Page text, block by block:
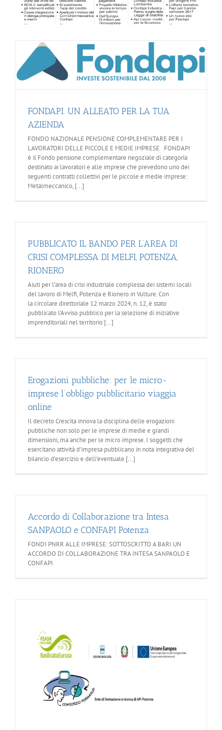
FONDAPI. UN ALLEATO PER LA TUA
AZIENDA
FONDO NAZIONALE PENSIONE COMPLEMENTARE PER I
LAVORATORI DELLE PICCOLE E MEDIE IMPRESE FONDAPI
è il Fondo pensione complementare negoziale di categoria
destinato ai lavoratori e alle imprese che prevedono uno dei
seguenti contratti collettivi per le piccole e medie imprese:
Metalmeccanico, [...]
PUBBLICATO IL BANDO PER L’AREA DI
CRISI COMPLESSA DI MELFI, POTENZA,
RIONERO
Aiuti per l’area di crisi industriale complessa dei sistemi locali
del lavoro di Melfi, Potenza e Rionero in Vulture. Con
la circolare direttoriale 12 marzo 2024, n. 12, è stato
pubblicato l’Avviso pubblico per la selezione di iniziative
imprenditoriali nel territorio [...]
Erogazioni pubbliche: per le micro-
imprese l’obbligo pubblicitario viaggia
online
Il decreto Crescita innova la disciplina delle erogazioni
pubbliche non solo per le imprese di medie e grandi
dimensioni, ma anche per le micro imprese. I soggetti che
esercitano attività d’impresa pubblicano in nota integrativa del
bilancio d’esercizio e dell’eventuale [...]
Accordo di Collaborazione tra Intesa
SANPAOLO e CONFAPI Potenza
FONDI PNRR ALLE IMPRESE: SOTTOSCRITTO A BARI UN
ACCORDO DI COLLABORAZIONE TRA INTESA SANPAOLO E
CONFAPI